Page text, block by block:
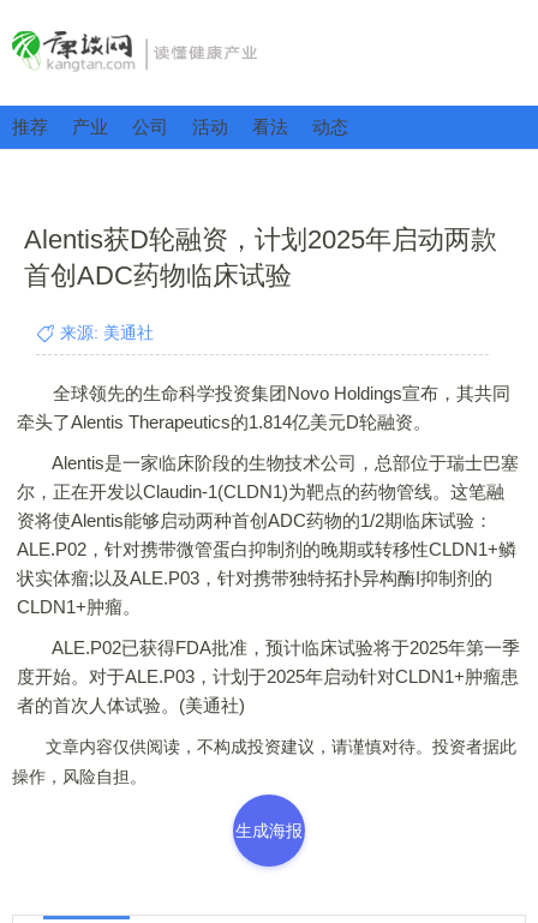
推荐 产业 公司 活动 看法 动态
Alentis获D轮融资，计划2025年启动两款
首创ADC药物临床试验
来源: 美通社
全球领先的生命科学投资集团Novo Holdings宣布，其共同
牵头了Alentis Therapeutics的1.814亿美元D轮融资。
Alentis是一家临床阶段的生物技术公司，总部位于瑞士巴塞
尔，正在开发以Claudin-1(CLDN1)为靶点的药物管线。这笔融
资将使Alentis能够启动两种首创ADC药物的1/2期临床试验：
ALE.P02，针对携带微管蛋白抑制剂的晚期或转移性CLDN1+鳞
状实体瘤;以及ALE.P03，针对携带独特拓扑异构酶I抑制剂的
CLDN1+肿瘤。
ALE.P02已获得FDA批准，预计临床试验将于2025年第一季
度开始。对于ALE.P03，计划于2025年启动针对CLDN1+肿瘤患
者的首次人体试验。(美通社)
文章内容仅供阅读，不构成投资建议，请谨慎对待。投资者据此
操作，风险自担。
生成海报